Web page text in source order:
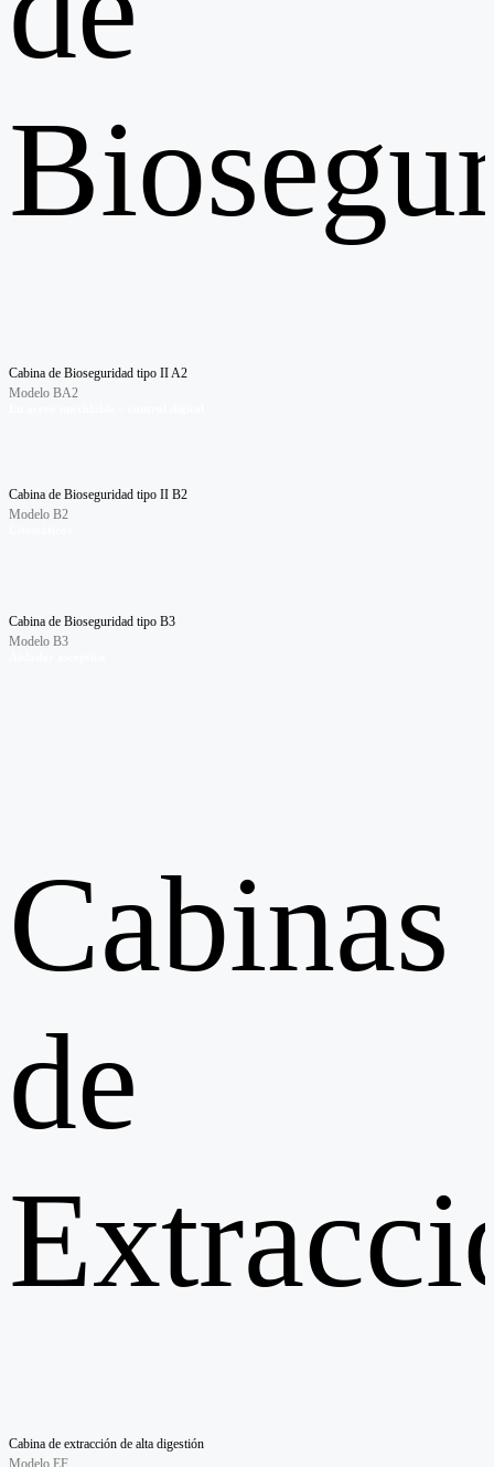
Cabina de Bioseguridad tipo II A2
Modelo BA2
Cabina de Bioseguridad tipo II B2
Modelo B2
Cabina de Bioseguridad tipo B3
Modelo B3
Cabinas
de
Cabina de extracción de alta digestión
Modelo EF